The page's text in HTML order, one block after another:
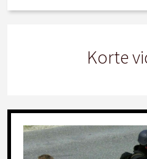
Korte